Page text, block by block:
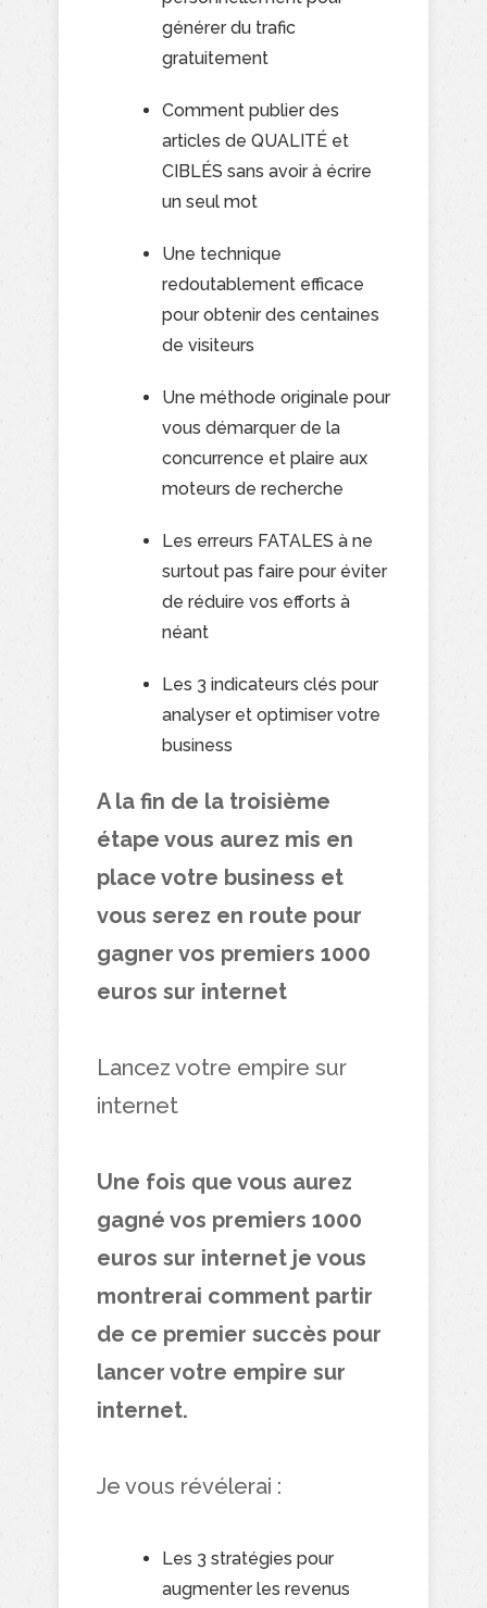
générer du trafic
gratuitement
Comment publier des
articles de QUALITÉ et
CIBLÉS sans avoir à écrire
un seul mot
Une technique
redoutablement efficace
pour obtenir des centaines
de visiteurs
Une méthode originale pour
vous démarquer de la
concurrence et plaire aux
moteurs de recherche
Les erreurs FATALES à ne
surtout pas faire pour éviter
de réduire vos efforts à
néant
Les 3 indicateurs clés pour
analyser et optimiser votre
business
A la fin de la troisième
étape vous aurez mis en
place votre business et
vous serez en route pour
gagner vos premiers 1000
euros sur internet
Lancez votre empire sur
internet
Une fois que vous aurez
gagné vos premiers 1000
euros sur internet je vous
montrerai comment partir
de ce premier succès pour
lancer votre empire sur
internet.
Je vous révélerai :
Les 3 stratégies pour
augmenter les revenus